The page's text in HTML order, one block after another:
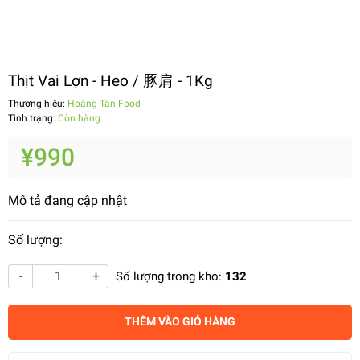
Thịt Vai Lợn - Heo / 豚肩 - 1Kg
Thương hiệu: Hoàng Tân Food
Tình trạng: Còn hàng
¥990
Mô tả đang cập nhật
Số lượng:
- + Số lượng trong kho: 132
THÊM VÀO GIỎ HÀNG